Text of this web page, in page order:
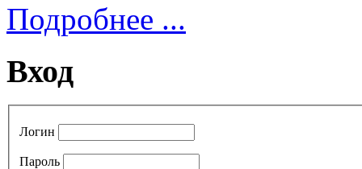
Подробнее ...
Вход
Логин
Пароль